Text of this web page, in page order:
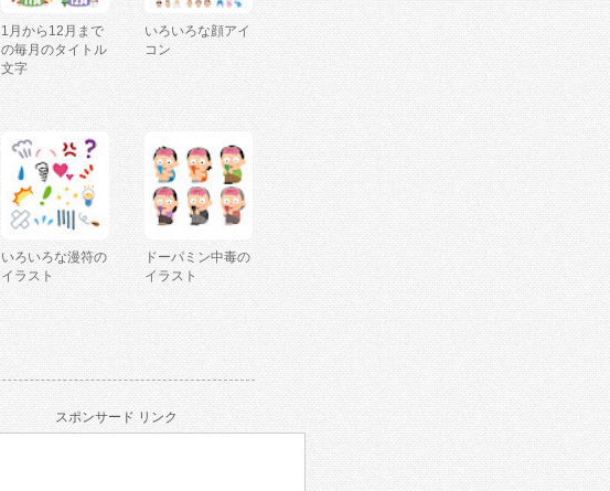
1月から12月まで
の毎月のタイトル
文字
いろいろな顔アイ
コン
いろいろな漫符の
イラスト
ドーパミン中毒の
イラスト
スポンサード リンク